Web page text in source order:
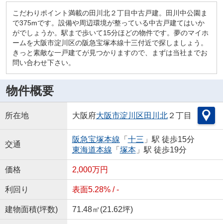
こだわりポイント満載の田川北２丁目中古戸建。田川中公園ま
で375mです。設備や周辺環境が整っている中古戸建てはいか
がでしょうか。駅まで歩いて15分ほどの物件です。夢のマイホ
ームを大阪市淀川区の阪急宝塚本線十三付近で探しましょう。
きっと素敵な一戸建てが見つかりますので、まずは当社までお
問い合わせ下さい。
物件概要
所在地 大阪府大阪市淀川区田川北２丁目
交通
阪急宝塚本線 「 十三 」駅 徒歩15分
東海道本線 「 塚本」駅 徒歩19分
価格 2,000万円
利回り 表面5.28% / -
建物面積(坪数) 71.48㎡(21.62坪)